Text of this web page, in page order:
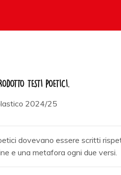
TESTI POETICI.
2024/25
dovevano essere scritti
e una metafora ogni due versi.